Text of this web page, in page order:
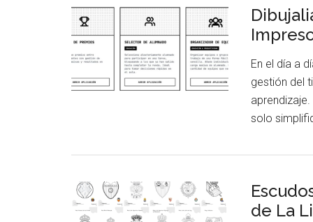
En el día a
gestión del
solo
de La